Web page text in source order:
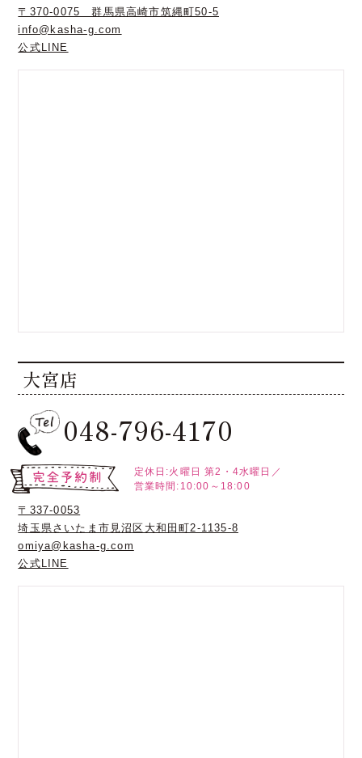
〒370-0075 群馬県高崎市筑縄町50-5
info@kasha-g.com
公式LINE
大宮店
048-796-4170
定休日:火曜日 第2・4水曜日／
営業時間:10:00～18:00
〒337-0053
埼玉県さいたま市見沼区大和田町2-1135-8
omiya@kasha-g.com
公式LINE